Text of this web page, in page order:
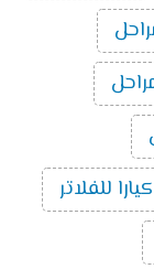
للفلاتر